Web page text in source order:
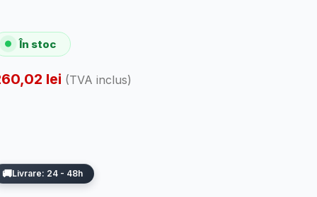
În stoc
lei (TVA inclus)
Livrare: 24 - 48h